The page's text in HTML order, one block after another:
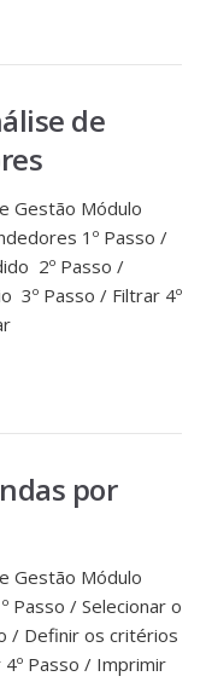
de
Gestão Módulo
1º Passo /
2º Passo /
3º Passo / Filtrar 4º
por
Gestão Módulo
Passo / Selecionar o
/ Definir os critérios
Passo / Imprimir